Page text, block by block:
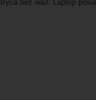
bez wad. Laptop